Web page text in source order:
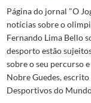
Página do jornal "O
notícias sobre o
Fernando Lima Bello
desporto estão
sobre o seu percurso
Nobre Guedes,
Desportivos do